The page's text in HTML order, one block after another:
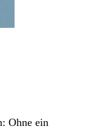
Ohne ein